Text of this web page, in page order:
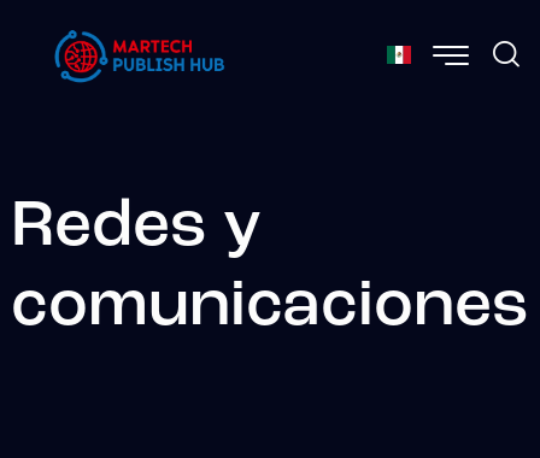
Redes y
comunicaciones